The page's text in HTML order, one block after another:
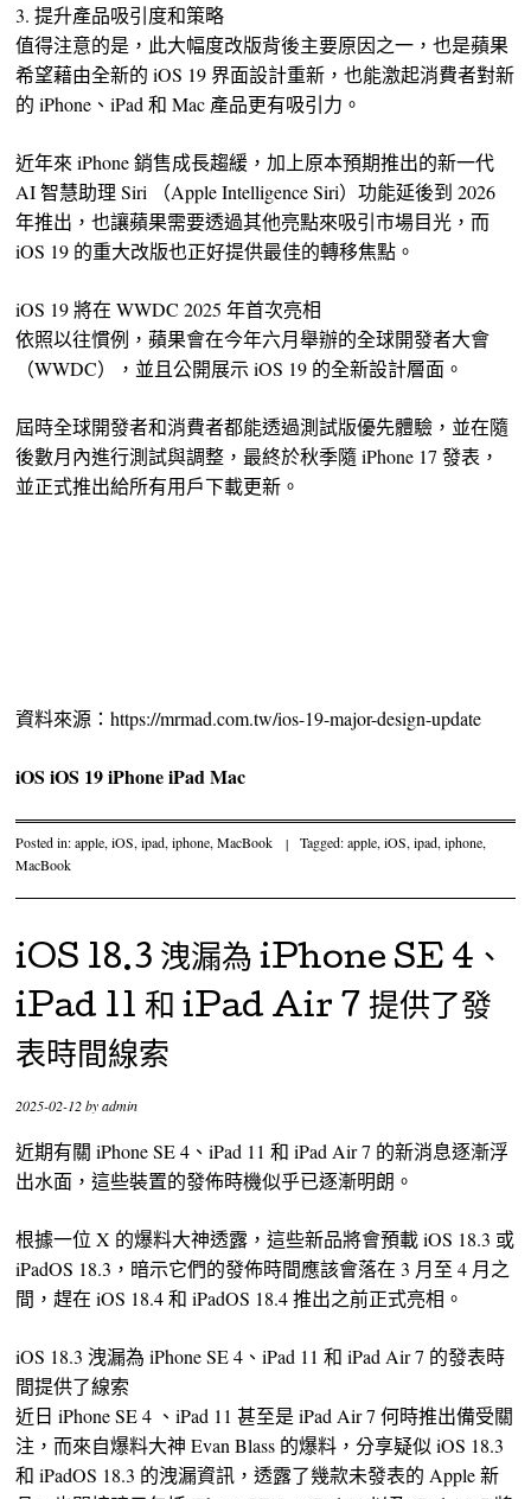
3. 提升產品吸引度和策略
值得注意的是，此大幅度改版背後主要原因之一，也是蘋果
希望藉由全新的 iOS 19 界面設計重新，也能激起消費者對新
的 iPhone、iPad 和 Mac 產品更有吸引力。
近年來 iPhone 銷售成長趨緩，加上原本預期推出的新一代
AI 智慧助理 Siri （Apple Intelligence Siri）功能延後到 2026
年推出，也讓蘋果需要透過其他亮點來吸引市場目光，而
iOS 19 的重大改版也正好提供最佳的轉移焦點。
iOS 19 將在 WWDC 2025 年首次亮相
依照以往慣例，蘋果會在今年六月舉辦的全球開發者大會
（WWDC），並且公開展示 iOS 19 的全新設計層面。
屆時全球開發者和消費者都能透過測試版優先體驗，並在隨
後數月內進行測試與調整，最終於秋季隨 iPhone 17 發表，
並正式推出給所有用戶下載更新。
資料來源：https://mrmad.com.tw/ios-19-major-design-update
iOS iOS 19iPhoneiPadMac
Posted in:apple,iOS,ipad,iphone,MacBook | Tagged:apple,iOS,ipad,iphone,
MacBook
iOS 18.3 洩漏為 iPhone SE 4、
iPad 11 和 iPad Air 7 提供了發
表時間線索
2025-02-12byadmin
近期有關 iPhone SE 4、iPad 11 和 iPad Air 7 的新消息逐漸浮
出水面，這些裝置的發佈時機似乎已逐漸明朗。
根據一位 X 的爆料大神透露，這些新品將會預載 iOS 18.3 或
iPadOS 18.3，暗示它們的發佈時間應該會落在 3 月至 4 月之
間，趕在 iOS 18.4 和 iPadOS 18.4 推出之前正式亮相。
iOS 18.3 洩漏為 iPhone SE 4、iPad 11 和 iPad Air 7 的發表時
間提供了線索
近日 iPhone SE 4 、iPad 11 甚至是 iPad Air 7 何時推出備受關
注，而來自爆料大神 Evan Blass 的爆料，分享疑似 iOS 18.3
和 iPadOS 18.3 的洩漏資訊，透露了幾款未發表的 Apple 新